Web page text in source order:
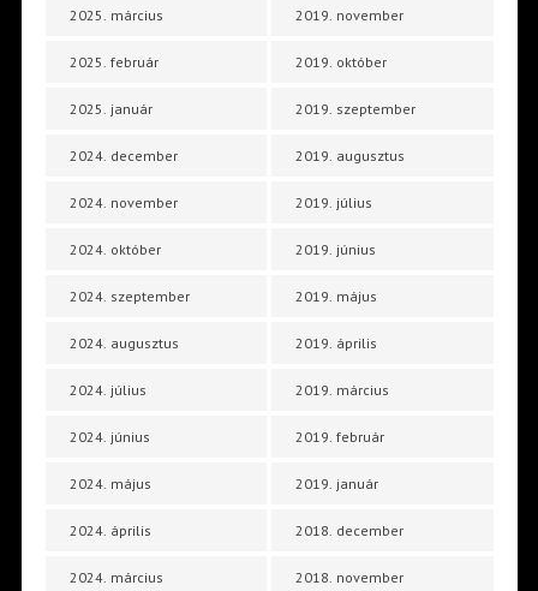
2025. március
2025. február
2025. január
2024. december
2024. november
2024. október
2024. szeptember
2024. augusztus
2024. július
2024. június
2024. május
2024. április
2024. március
2019. november
2019. október
2019. szeptember
2019. augusztus
2019. július
2019. június
2019. május
2019. április
2019. március
2019. február
2019. január
2018. december
2018. november